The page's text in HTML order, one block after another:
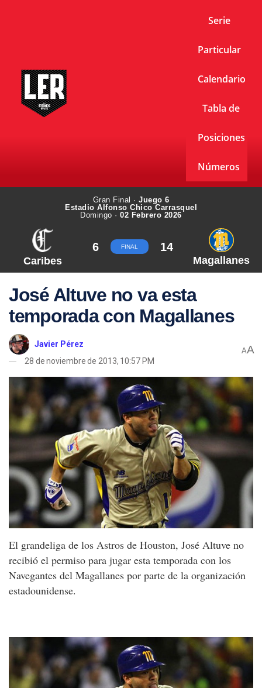
Serie
Particular
Calendario
Tabla de
Posiciones
Números
Gran Final · Juego 6
Estadio Alfonso Chico Carrasquel
Domingo ·02 Febrero 2026
Caribes
6 FINAL 14
Magallanes
José Altuve no va esta
temporada con Magallanes
Javier Pérez
28 de noviembre de 2013, 10:57 PM
AA
El grandeliga de los Astros de Houston, José Altuve no
recibió el permiso para jugar esta temporada con los
Navegantes del Magallanes por parte de la organización
estadounidense.